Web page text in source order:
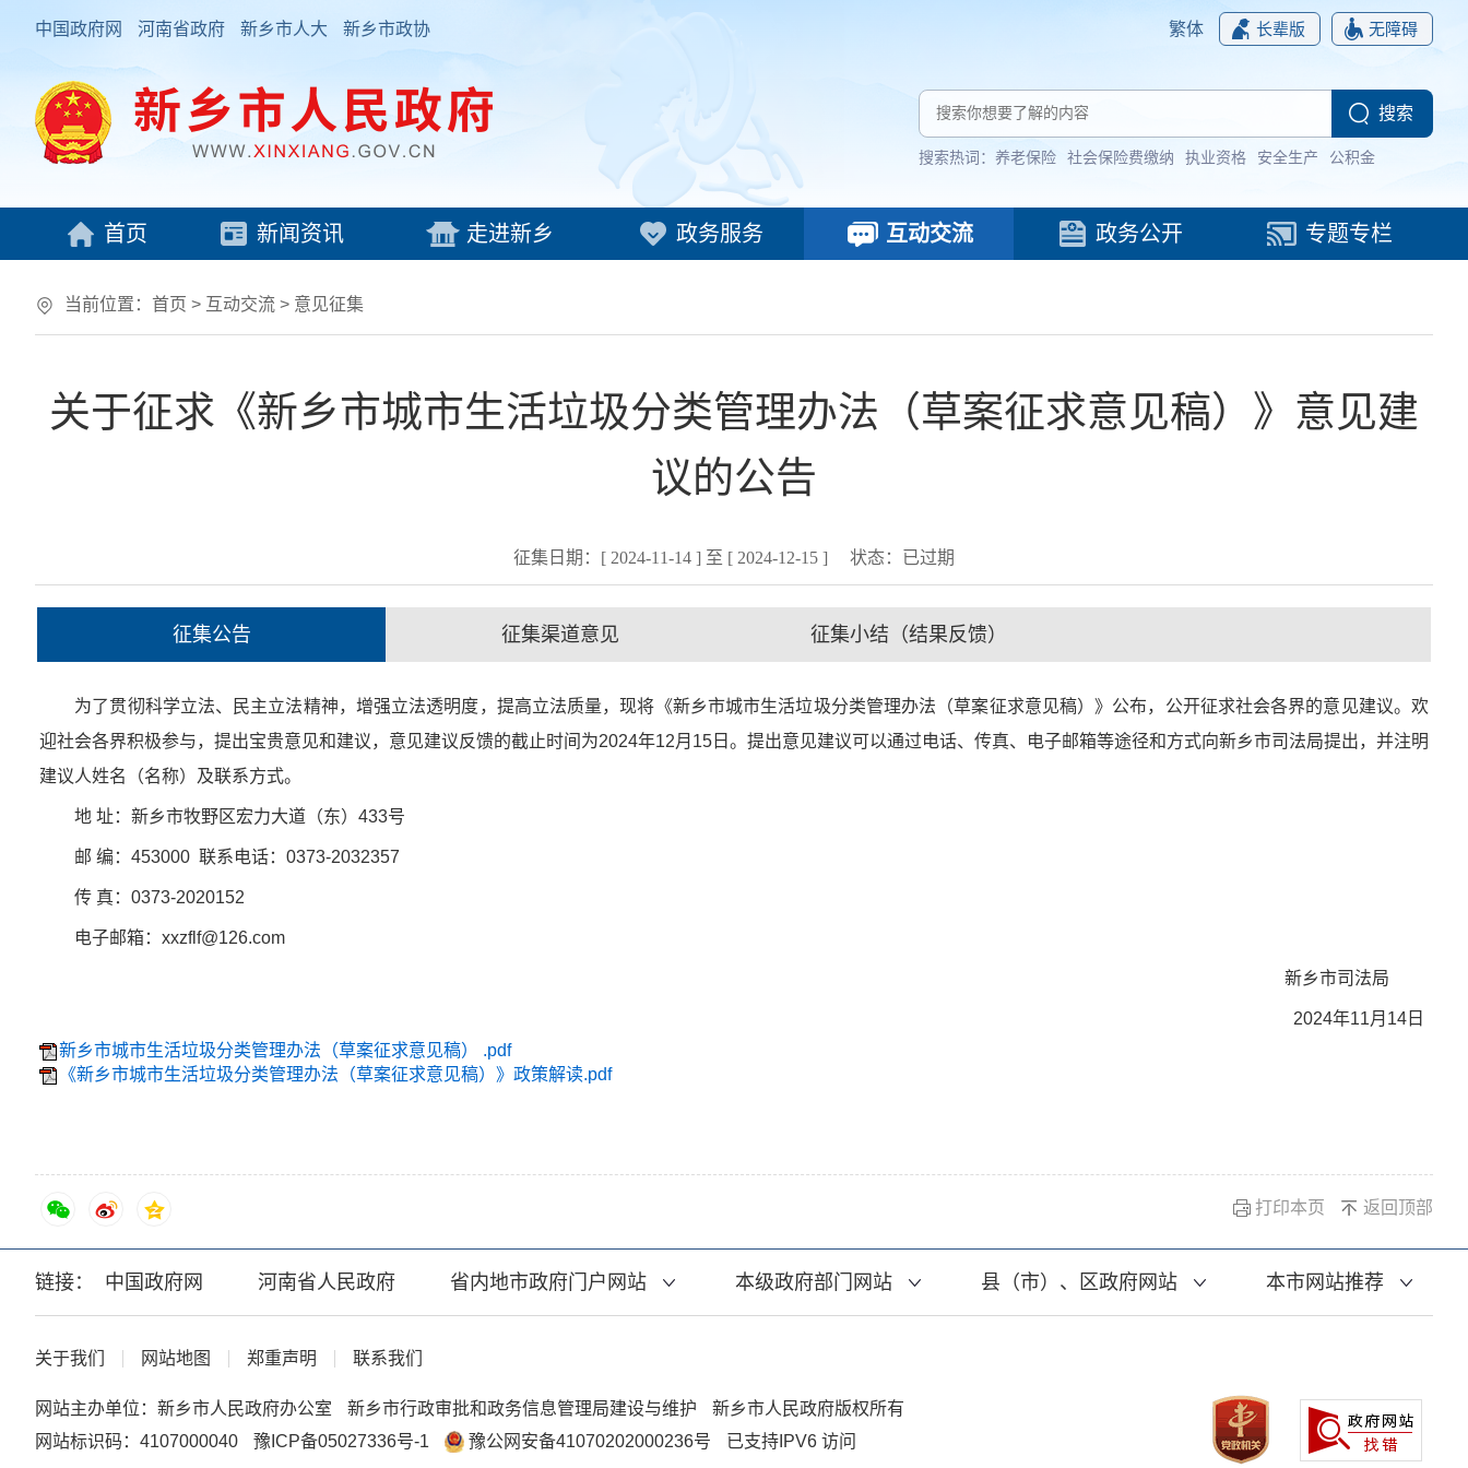
中国政府网 河南省政府 新乡市人大 新乡市政协 繁体 长辈版 无障碍
搜索热词： 养老保险 社会保险费缴纳 执业资格 安全生产 公积金
首页 新闻资讯 走进新乡 政务服务 互动交流 政务公开 专题专栏
当前位置： 首页 > 互动交流 > 意见征集
关于征求《新乡市城市生活垃圾分类管理办法（草案征求意见稿）》意见建
议的公告
征集日期：[ 2024-11-14 ] 至 [ 2024-12-15 ] 状态： 已过期
征集公告 征集渠道意见 征集小结（结果反馈）
为了贯彻科学立法、民主立法精神，增强立法透明度，提高立法质量，现将《新乡市城市生活垃圾分类管理办法（草案征求意见稿）》公布，公开征求社会各界的意见建议。欢
迎社会各界积极参与，提出宝贵意见和建议，意见建议反馈的截止时间为2024年12月15日。提出意见建议可以通过电话、传真、电子邮箱等途径和方式向新乡市司法局提出，并注明
建议人姓名（名称）及联系方式。
地 址：新乡市牧野区宏力大道（东）433号
邮 编：453000 联系电话：0373-2032357
传 真：0373-2020152
电子邮箱：xxzflf@126.com
新乡市司法局
2024年11月14日
新乡市城市生活垃圾分类管理办法（草案征求意见稿） .pdf
《新乡市城市生活垃圾分类管理办法（草案征求意见稿）》政策解读.pdf
打印本页 返回顶部
链接： 中国政府网 河南省人民政府 省内地市政府门户网站 本级政府部门网站 县（市）、区政府网站 本市网站推荐
关于我们 网站地图 郑重声明 联系我们
网站主办单位：新乡市人民政府办公室 新乡市行政审批和政务信息管理局建设与维护
新乡市人民政府版权所有
网站标识码：4107000040
豫ICP备05027336号-1 豫公网安备41070202000236号 已支持IPV6 访问